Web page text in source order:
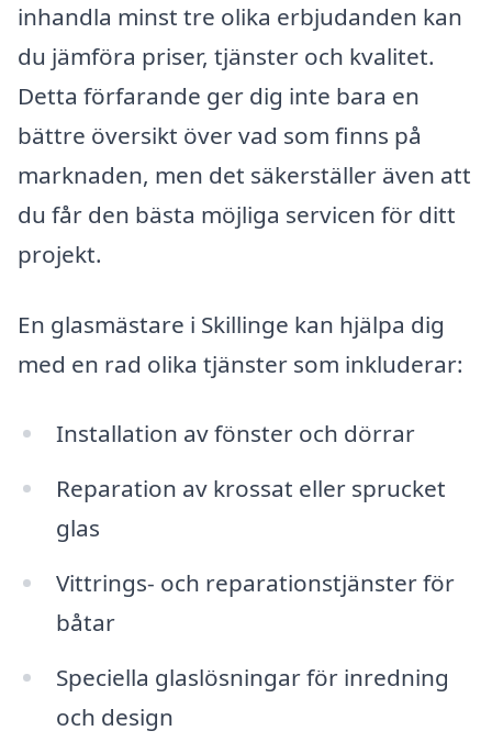
inhandla minst tre olika erbjudanden kan
du jämföra priser, tjänster och kvalitet.
Detta förfarande ger dig inte bara en
bättre översikt över vad som finns på
marknaden, men det säkerställer även att
du får den bästa möjliga servicen för ditt
projekt.
En glasmästare i Skillinge kan hjälpa dig
med en rad olika tjänster som inkluderar:
Installation av fönster och dörrar
Reparation av krossat eller sprucket
glas
Vittrings- och reparationstjänster för
båtar
Speciella glaslösningar för inredning
och design